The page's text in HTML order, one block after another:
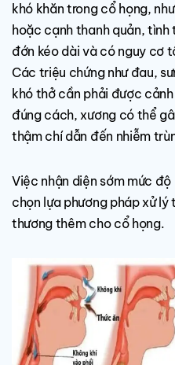
khó khăn trong cổ họng,
hoặc cạnh thanh quản,
đớn kéo dài và có nguy cơ
Các triệu chứng như đau,
khó thở cần phải được
đúng cách, xương có thể
thậm chí dẫn đến nhiễm
Việc nhận diện sớm mức
chọn lựa phương pháp xử
thương thêm cho cổ họng.